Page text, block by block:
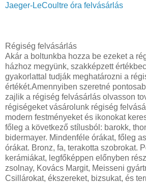
Jaeger-LeCoultre óra felvásárlás
Régiség felvásárlás
Akár a boltunkba hozza be ezeket a
házhoz megyünk, szakképzett
gyakorlattal tudják meghatározni a
értékét.Amennyiben szeretné
zajlik a régiség felvásárlás olvasson
régiségeket vásárolunk régiség
modern festményeket és ikonokat
főleg a következő stílusból: barokk,
bidermayer. Mindenféle órákat, főleg
órákat. Bronz, fa, terakotta szobrokat.
kerámiákat, legfőképpen előnyben
zsolnay, Kovács Margit, Meisseni
Csillárokat, ékszereket, bizsukat, és